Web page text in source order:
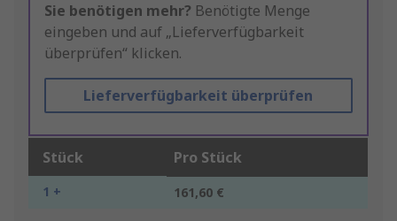
Sie benötigen mehr? Benötigte Menge
eingeben und auf „Lieferverfügbarkeit
überprüfen“ klicken.
Lieferverfügbarkeit überprüfen
Stück Pro Stück
1 + 161,60 €